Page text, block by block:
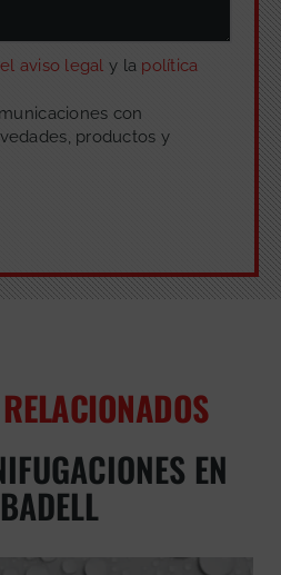
el aviso legaly la política
con
productos y
EN